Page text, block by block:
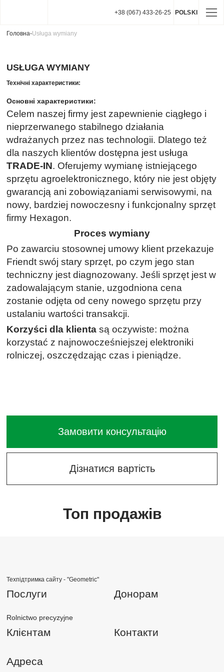
+38 (067) 433-26-25 POLSKI
Головна-Usługa wymiany
USŁUGA WYMIANY
Технічні характеристики:
Основні характеристики:
Celem naszej firmy jest zapewnienie ciągłego i
nieprzerwanego stabilnego działania
wdrażanych przez nas technologii. Dlatego też
dla naszych klientów dostępna jest usługa
TRADE-IN. Oferujemy wymianę istniejącego
sprzętu agroelektronicznego, który nie jest objęty
gwarancją ani zobowiązaniami serwisowymi, na
nowy, bardziej nowoczesny i funkcjonalny sprzęt
firmy Hexagon.
Proces wymiany
Po zawarciu stosownej umowy klient przekazuje
Friendt swój stary sprzęt, po czym jego stan
techniczny jest diagnozowany. Jeśli sprzęt jest w
zadowalającym stanie, uzgodniona cena
zostanie odjęta od ceny nowego sprzętu przy
ustalaniu wartości transakcji.
Korzyści dla klienta są oczywiste: można
korzystać z najnowocześniejszej elektroniki
rolniczej, oszczędzając czas i pieniądze.
Замовити консультацію
Дізнатися вартість
Топ продажів
Техпідтримка сайту -"Geometric"
Послуги
Rolnictwo precyzyjne
Донорам
Клієнтам Контакти
Адреса